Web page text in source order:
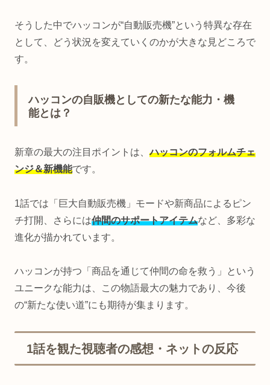
そうした中でハッコンが“自動販売機”という特異な存在
として、どう状況を変えていくのかが大きな見どころで
す。
ハッコンの自販機としての新たな能力・機
能とは？
新章の最大の注目ポイントは、ハッコンのフォルムチェ
ンジ＆新機能です。
1話では「巨大自動販売機」モードや新商品によるピン
チ打開、さらには仲間のサポートアイテムなど、多彩な
進化が描かれています。
ハッコンが持つ「商品を通じて仲間の命を救う」という
ユニークな能力は、この物語最大の魅力であり、今後
の“新たな使い道”にも期待が集まります。
1話を観た視聴者の感想・ネットの反応